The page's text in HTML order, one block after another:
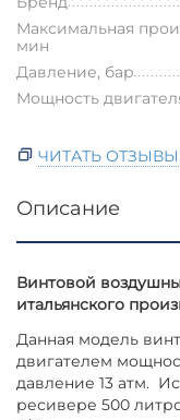
Максимальная
мин
Давление, бар
Мощность
ЧИТАТЬ ОТЗЫВЫ
Описание
Винтовой
итальянского
Данная модель
двигателем
давление 13 атм.
ресивере 500